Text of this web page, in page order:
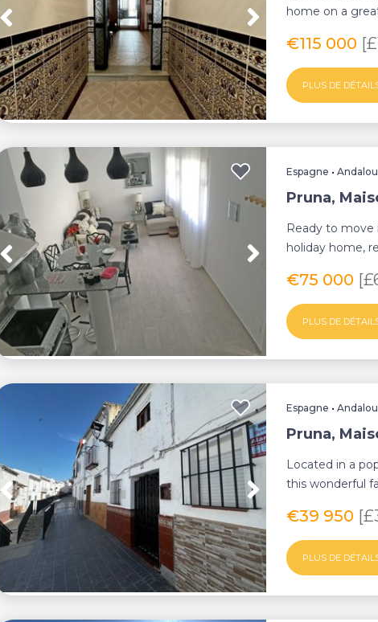
home on a
€115 000
PLUS DE
Espagne •
Pruna,
Ready to move
holiday home,
€75 000
PLUS DE
Espagne •
Pruna,
Located in a
this wonderful
€39 950
PLUS DE